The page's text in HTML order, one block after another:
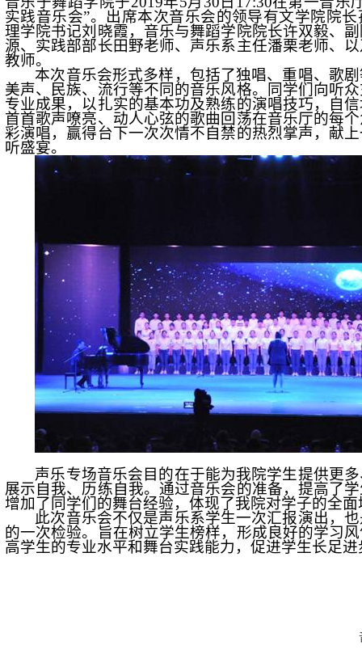
实践音乐会”。出席本次音乐会的领导有文学院院
理学院书记刘晓霞，音乐与舞蹈学院院长许双毅、
源、实践部部长田野老师、声乐系主任潘栗老师、
教师。
本次音乐会形式多样，包括了独唱、重唱、歌
美声、民族、流行等不同的音乐风格。同学们向听
专业成果，以扎实的基本功及熟练的演唱技巧，自
首首歌声嘹亮、动人心弦的歌曲回荡在音乐厅的每
彩演唱，赢得台下一次次情不自禁的热烈掌声，献
听盛宴。
声乐专场音乐会目的在于能为我院学生提供更
展示自我、历练自我。通过音乐会的准备，提高了
增加了同学们的舞台经验，体现了我院对学子的全面
此次音乐会不仅是声乐系学生一次汇报演出，
的一次检验。旨在树立学生榜样，形成良好的学习
高学生的专业水平和舞台实践能力，促进学生长足进